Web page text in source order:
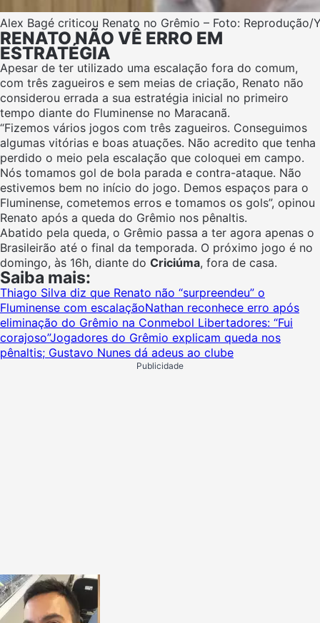
Alex Bagé criticou Renato no Grêmio – Foto: Reprodução/
RENATO NÃO VÊ ERRO EM
ESTRATÉGIA
Apesar de ter utilizado uma escalação fora do comum,
com três zagueiros e sem meias de criação, Renato não
considerou errada a sua estratégia inicial no primeiro
tempo diante do Fluminense no Maracanã.
“Fizemos vários jogos com três zagueiros. Conseguimos
algumas vitórias e boas atuações. Não acredito que tenha
perdido o meio pela escalação que coloquei em campo.
Nós tomamos gol de bola parada e contra-ataque. Não
estivemos bem no início do jogo. Demos espaços para o
Fluminense, cometemos erros e tomamos os gols”, opinou
Renato após a queda do Grêmio nos pênaltis.
Abatido pela queda, o Grêmio passa a ter agora apenas o
Brasileirão até o final da temporada. O próximo jogo é no
domingo, às 16h, diante do Criciúma, fora de casa.
Saiba mais:
Thiago Silva diz que Renato não “surpreendeu” o
Fluminense com escalaçãoNathan reconhece erro após
eliminação do Grêmio na Conmebol Libertadores: “Fui
corajoso”Jogadores do Grêmio explicam queda nos
pênaltis; Gustavo Nunes dá adeus ao clube
Publicidade